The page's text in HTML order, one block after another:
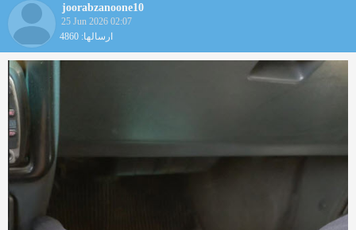
joorabzanoone10
25 Jun 2026 02:07
ارسالها: 4860